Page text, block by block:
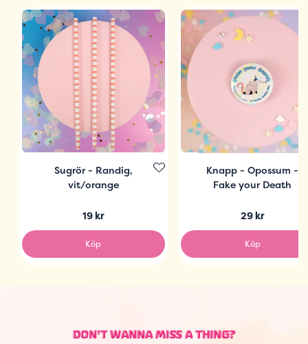
Sugrör - Randig,
vit/orange
19 kr
Köp
Knapp - Opossum -
Fake your Death
29 kr
Köp
DON'T WANNA MISS A THING?